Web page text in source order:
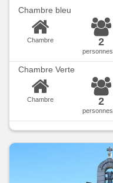
Chambre bleu
Chambre 2
personnes
Chambre Verte
Chambre 2
personnes